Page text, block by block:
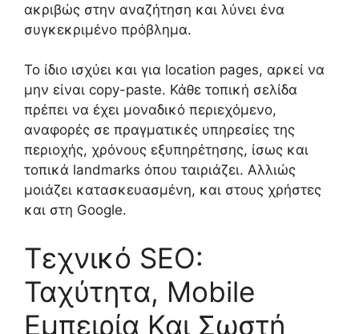
ακριβώς στην αναζήτηση και λύνει ένα
συγκεκριμένο πρόβλημα.
Το ίδιο ισχύει και για location pages, αρκεί να
μην είναι copy-paste. Κάθε τοπική σελίδα
πρέπει να έχει μοναδικό περιεχόμενο,
αναφορές σε πραγματικές υπηρεσίες της
περιοχής, χρόνους εξυπηρέτησης, ίσως και
τοπικά landmarks όπου ταιριάζει. Αλλιώς
μοιάζει κατασκευασμένη, και στους χρήστες
και στη Google.
Τεχνικό SEO:
Ταχύτητα, Mobile
Εμπειρία Και Σωστή